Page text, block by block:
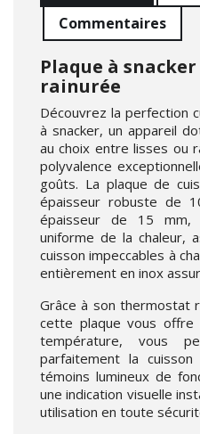
Commentaires
Plaque à
rainurée
Découvrez la perfection
à snacker, un appareil
au choix entre lisses ou
polyvalence
goûts. La plaque de
épaisseur robuste de
épaisseur de 15 mm,
uniforme de la chaleur,
cuisson impeccables à
entièrement en inox
Grâce à son thermostat
cette plaque vous offre
température, vous
parfaitement la
témoins lumineux de
une indication visuelle
utilisation en toute